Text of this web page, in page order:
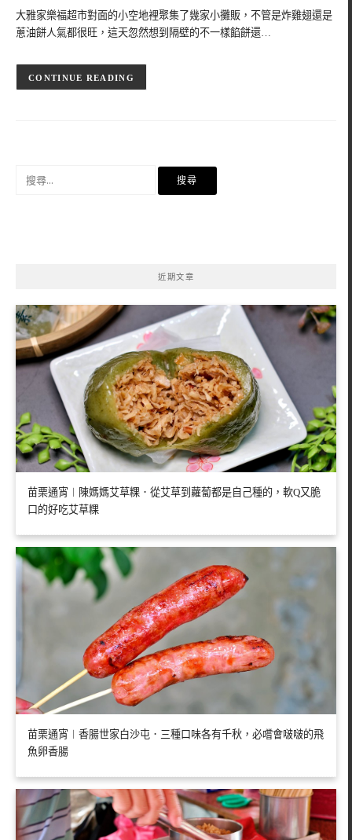
大雅家樂福超市對面的小空地裡聚集了幾家小攤販，不管是炸雞翅還是
蔥油餅人氣都很旺，這天忽然想到隔壁的不一樣餡餅還…
CONTINUE READING
近期文章
苗栗通宵︱陳媽媽艾草粿．從艾草到蘿蔔都是自己種的，軟Q又脆
口的好吃艾草粿
苗栗通宵︱香腸世家白沙屯．三種口味各有千秋，必嚐會啵啵的飛
魚卵香腸